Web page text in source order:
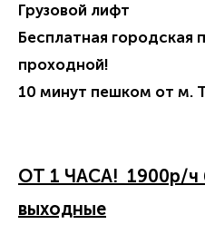
Грузовой лифт
Бесплатная городская
проходной!
10 минут пешком от м.
ОТ 1 ЧАСА! 1900р/ч
выходные